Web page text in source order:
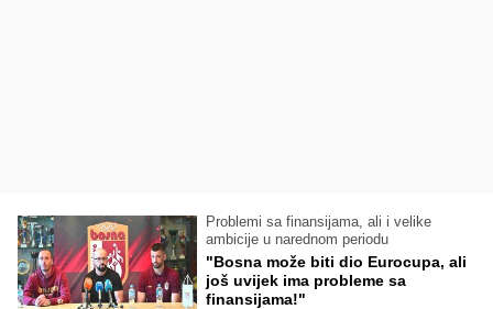
Problemi sa finansijama, ali i velike
ambicije u narednom periodu
"Bosna može biti dio Eurocupa, ali
još uvijek ima probleme sa
finansijama!"